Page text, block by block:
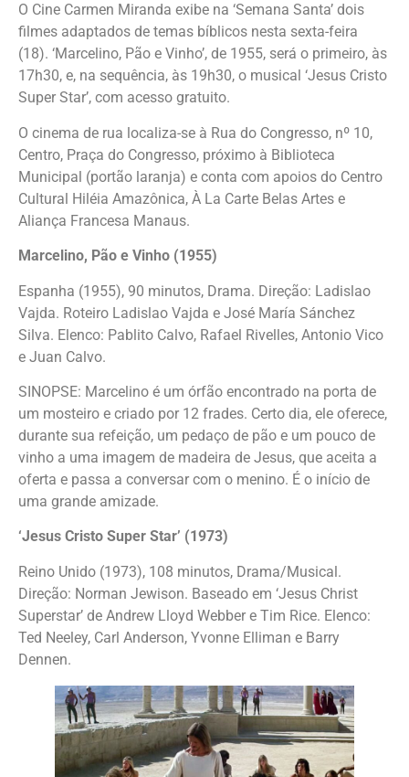
O Cine Carmen Miranda exibe na ‘Semana Santa’ dois
filmes adaptados de temas bíblicos nesta sexta-feira
(18). ‘Marcelino, Pão e Vinho’, de 1955, será o primeiro, às
17h30, e, na sequência, às 19h30, o musical ‘Jesus Cristo
Super Star’, com acesso gratuito.
O cinema de rua localiza-se à Rua do Congresso, nº 10,
Centro, Praça do Congresso, próximo à Biblioteca
Municipal (portão laranja) e conta com apoios do Centro
Cultural Hiléia Amazônica, À La Carte Belas Artes e
Aliança Francesa Manaus.
Marcelino, Pão e Vinho (1955)
Espanha (1955), 90 minutos, Drama. Direção: Ladislao
Vajda. Roteiro Ladislao Vajda e José María Sánchez
Silva. Elenco: Pablito Calvo, Rafael Rivelles, Antonio Vico
e Juan Calvo.
SINOPSE: Marcelino é um órfão encontrado na porta de
um mosteiro e criado por 12 frades. Certo dia, ele oferece,
durante sua refeição, um pedaço de pão e um pouco de
vinho a uma imagem de madeira de Jesus, que aceita a
oferta e passa a conversar com o menino. É o início de
uma grande amizade.
‘Jesus Cristo Super Star’ (1973)
Reino Unido (1973), 108 minutos, Drama/Musical.
Direção: Norman Jewison. Baseado em ‘Jesus Christ
Superstar’ de Andrew Lloyd Webber e Tim Rice. Elenco:
Ted Neeley, Carl Anderson, Yvonne Elliman e Barry
Dennen.